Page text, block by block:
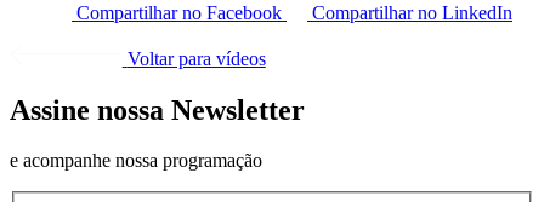
Compartilhar no Facebook Compartilhar no LinkedIn
Voltar para vídeos
Assine nossa Newsletter
e acompanhe nossa programação